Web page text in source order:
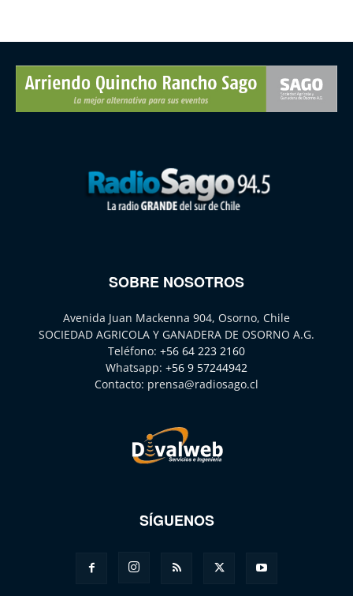
SOBRE NOSOTROS
Avenida Juan Mackenna 904, Osorno, Chile
SOCIEDAD AGRICOLA Y GANADERA DE OSORNO A.G.
Teléfono: +56 64 223 2160
Whatsapp: +56 9 57244942
Contacto: prensa@radiosago.cl
SÍGUENOS